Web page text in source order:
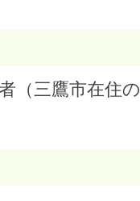
（三鷹市在住の